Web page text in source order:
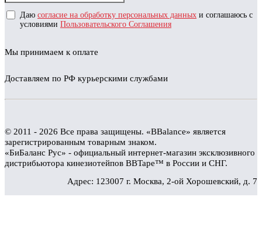
Даю согласие на обработку персональных данных и соглашаюсь с
условиями Пользовательского Соглашения
Мы принимаем к оплате
Доставляем по РФ курьерскими службами
© 2011 - 2026 Все права защищены. «BBalance» является
зарегистрированным товарным знаком.
«БиБаланс Рус» - официальный интернет-магазин эксклюзивного
дистрибьютора кинезиотейпов BBTape™ в России и СНГ.
Адрес: 123007 г. Москва, 2-ой Хорошевский, д. 7